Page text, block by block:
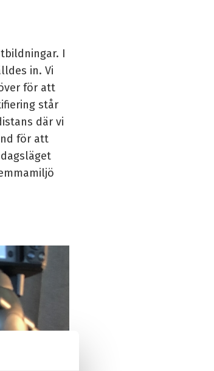
I
in. Vi
för att
står
där vi
för att